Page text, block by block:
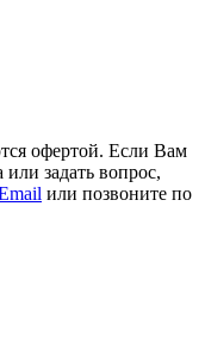
офертой. Если Вам
задать вопрос,
или позвоните по